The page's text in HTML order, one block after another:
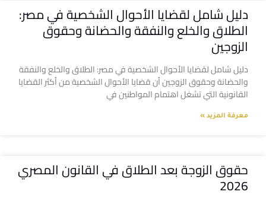
دليل شامل لقضايا الأحوال الشخصية في مصر:
الطلاق والخلع والنفقة والحضانة وحقوق
الزوجين
دليل شامل لقضايا الأحوال الشخصية في مصر: الطلاق والخلع والنفقة
والحضانة وحقوق الزوجين أن قضايا الأحوال الشخصية من أكثر القضايا
القانونية التي تشغل اهتمام المواطنين في
معرفة المزيد »
حقوق الزوجة بعد الطلاق في القانون المصري
2026